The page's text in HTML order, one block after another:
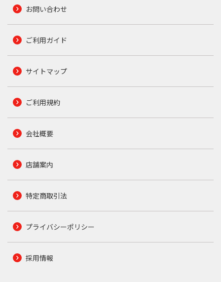
お問い合わせ
ご利用ガイド
サイトマップ
ご利用規約
会社概要
店舗案内
特定商取引法
プライバシーポリシー
採用情報